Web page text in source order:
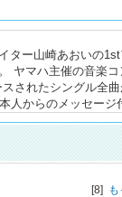
ター山崎あおいの
ヤマハ主催の音楽
されたシングル全
人からのメッセージ
[8]